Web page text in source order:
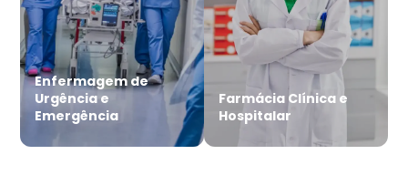
Enfermagem de
Urgência e
Emergência
Farmácia Clínica e
Hospitalar